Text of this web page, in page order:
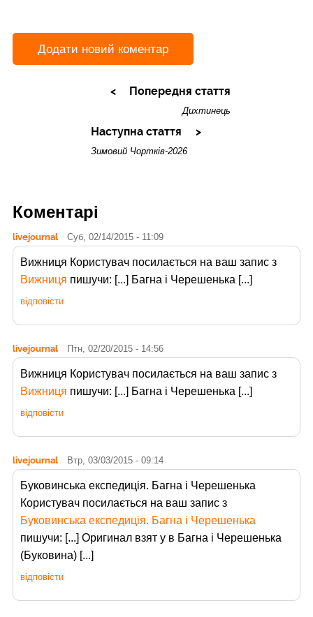
Додати новий коментар
Попередня стаття
Дихтинець
Наступна стаття
Зимовий Чортків-2026
Коментарі
livejournal Суб, 02/14/2015 - 11:09
Вижниця Користувач посилається на ваш запис з
Вижниця пишучи: [...] Багна і Черешенька [...]
відповісти
livejournal Птн, 02/20/2015 - 14:56
Вижниця Користувач посилається на ваш запис з
Вижниця пишучи: [...] Багна і Черешенька [...]
відповісти
livejournal Втр, 03/03/2015 - 09:14
Буковинська експедиція. Багна і Черешенька
Користувач посилається на ваш запис з
Буковинська експедиція. Багна і Черешенька
пишучи: [...] Оригинал взят у в Багна і Черешенька
(Буковина) [...]
відповісти